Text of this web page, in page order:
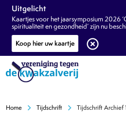
Uitgelicht
Kaartjes voor het jaarsymposium 2026
spiritualiteit en gezondheid’ zijn nu
Koop hier uw kaartje
highlight_off
Home chevron_right Tijdschrift chevron_right Tijdschrift Archief